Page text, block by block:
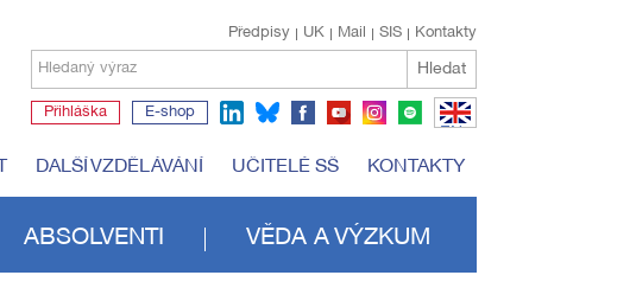
Kontakty
SIS
Mail
UK
Předpisy
Hledaný výraz Hledat
Přihláška E-shop
EN
DALŠÍ VZDĚLÁVÁNÍ UČITELÉ SŠ KONTAKTY
ABSOLVENTI VĚDA A VÝZKUM